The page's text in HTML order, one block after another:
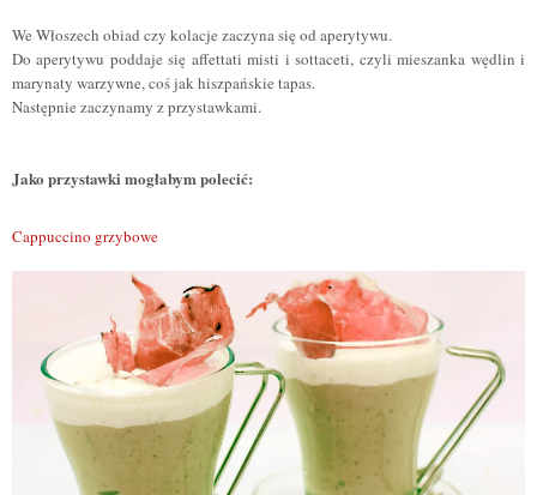
We Włoszech obiad czy kolacje zaczyna się od aperytywu.
Do aperytywu poddaje się affettati misti i sottaceti, czyli mieszanka wędlin i
marynaty warzywne, cośjak hiszpańskie tapas.
Następnie zaczynamy z przystawkami.
Jako przystawki mogłabym polecić:
Cappuccino grzybowe